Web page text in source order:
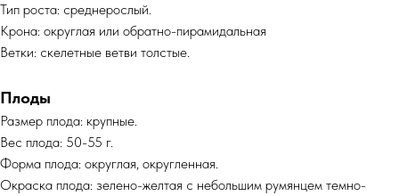
Тип роста: среднерослый.
Крона: округлая или обратно-пирамидальная
Ветки: скелетные ветви толстые.
Плоды
Размер плода: крупные.
Вес плода: 50-55 г.
Форма плода: округлая, округленная.
Окраска плода: зелено-желтая с небольшим румянцем темно-